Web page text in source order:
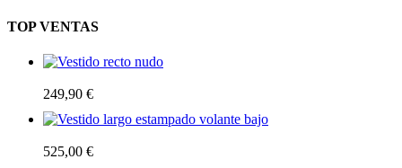
TOP VENTAS
249,90 €
525,00 €